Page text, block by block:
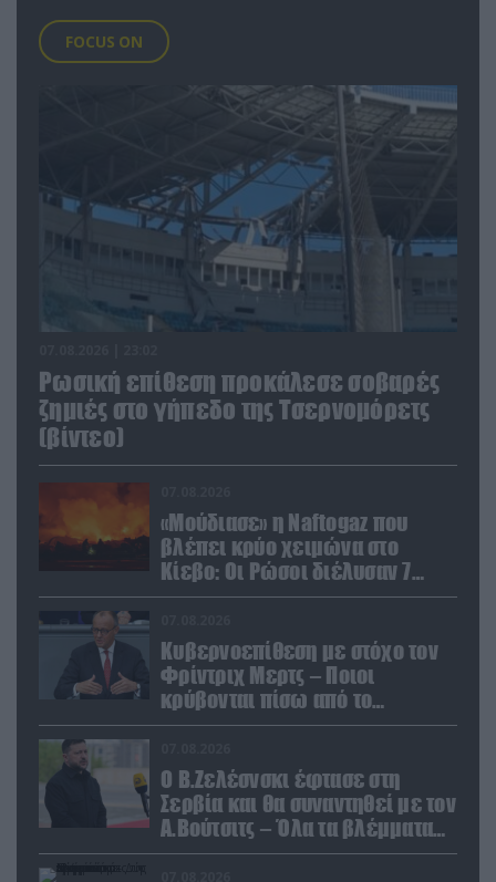
FOCUS ON
Ρωσική επίθεση προκάλεσε σοβαρές
ζημιές στο γήπεδο της Τσερνομόρετς
(βίντεο)
«Μούδιασε» η Naftogaz που
βλέπει κρύο χειμώνα στο
Κίεβο: Οι Ρώσοι διέλυσαν 7
εγκαταστάσεις του ουκρανικού
Κυβερνοεπίθεση με στόχο τον
Φρίντριχ Μερτς – Ποιοι
κρύβονται πίσω από το
παραποιημένο βίντεο
Ο Β.Ζελέσνσκι έφτασε στη
Σερβία και θα συναντηθεί με τον
Α.Βούτσιτς – Όλα τα βλέμματα
στις σχέσεις με τη Ρωσία